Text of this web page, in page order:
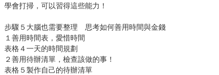
學會打掃，可以習得這些能力！
步驟５大腦也需要整理 思考如何善用時間與金錢
１善用時間表，愛惜時間
表格４一天的時間規劃
２善用待辦清單，檢查該做的事！
表格５製作自己的待辦清單